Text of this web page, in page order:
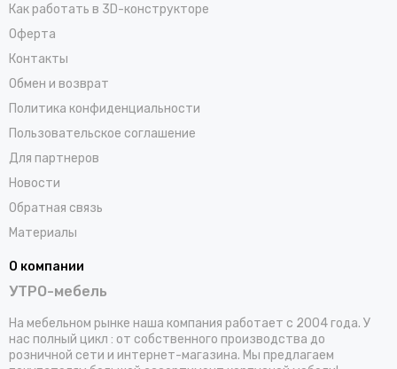
Как работать в 3D-конструкторе
Оферта
Контакты
Обмен и возврат
Политика конфиденциальности
Пользовательское соглашение
Для партнеров
Новости
Обратная связь
Материалы
О компании
УТРО-мебель
На мебельном рынке наша компания работает с 2004 года. У
нас полный цикл : от собственного производства до
розничной сети и интернет-магазина. Мы предлагаем